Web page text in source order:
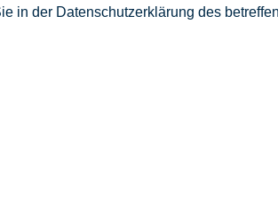
in der Datenschutzerklärung des